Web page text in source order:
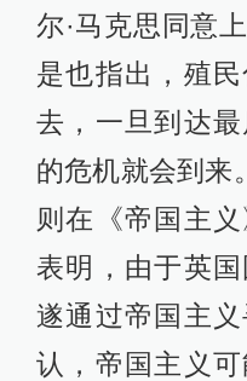
尔·马克思同意
是也指出，殖
去，一旦到达
的危机就会到来
则在《帝国主
表明，由于英
遂通过帝国主
认，帝国主义